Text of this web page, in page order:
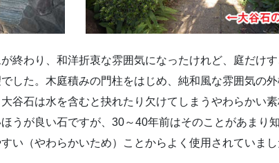
終わり、和洋折衷な雰囲気になったけれど、庭だけ
した。木庭積みの門柱をはじめ、純和風な雰囲気の外
谷石は水を含むと抉れたり欠けてしまうやわらかい
うが良い石ですが、30～40年前はそのことがあまり
い（やわらかいため）ことからよく使用されていまし